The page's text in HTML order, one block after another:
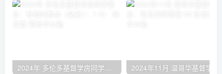
2024年 多伦多基督学房同学聚会：有福的教会（帖后1：1-5） 刘志雄